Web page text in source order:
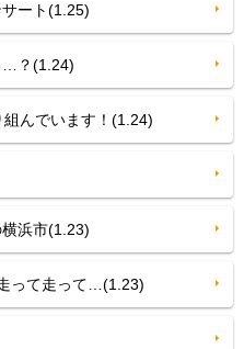
ート(1.25)
？(1.24)
んでいます！(1.24)
浜市(1.23)
って走って…(1.23)